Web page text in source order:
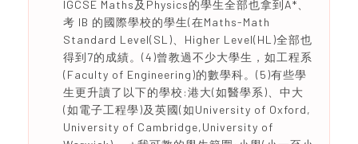
IGCSE Maths及Physics的學生全部也拿到A*、
考 IB 的國際學校的學生(在Maths-Math
Standard Level(SL)、Higher Level(HL)全部也
得到7的成績。(4)曾教過不少大學生，如工程系
(Faculty of Engineering)的數學科。(5)有些學
生更升讀了以下的學校:港大(如醫學系)、中大
(如電子工程學)及英國(如University of Oxford,
University of Cambridge,University of